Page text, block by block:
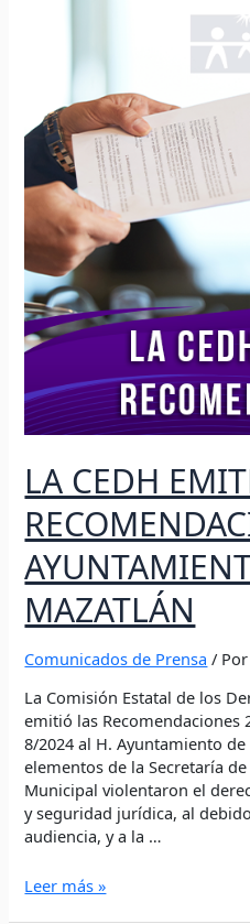
LA CEDH
MAZATLÁN
Comunicados de Prensa /
La Comisión Estatal de los
emitió las Recomendaciones
8/2024 al H. Ayuntamiento
elementos de la Secretaría
Municipal violentaron el
y seguridad jurídica, al
audiencia, y a la …
CUATRO
RECOMENDACIONES
AL
H.
AYUNTAMIENTO
DE
MAZATLÁN
Leer más »